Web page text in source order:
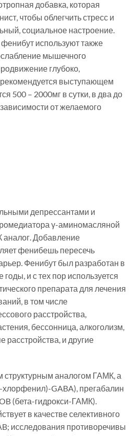
добавка, которая
чтобы облегчить стресс и
социальное настроение.
используют также
мышечного
глубоко,
рекомендуется выступающем
500 – 2000мг в сутки, в два до
от желаемого
депрессантами и
γ-аминомасляной
аналог. Добавление
фенибешь пересечь
Фенибут был разработан в
и с тех пор используется
препарата для лечения
в том числе
расстройства,
бессонница, алкоголизм,
расстройства, и другие
структурным аналогом ГАМК, а
GABA), прегабалин
(бета-гидрокси-ГАМК).
в качестве селективного
исследования противоречивы